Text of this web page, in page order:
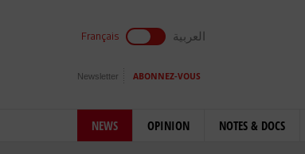
Français العربية
Newsletter ABONNEZ-VOUS
NEWS OPINION NOTES & DOCS